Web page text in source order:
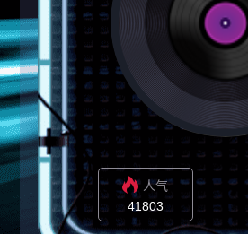
人气
41803